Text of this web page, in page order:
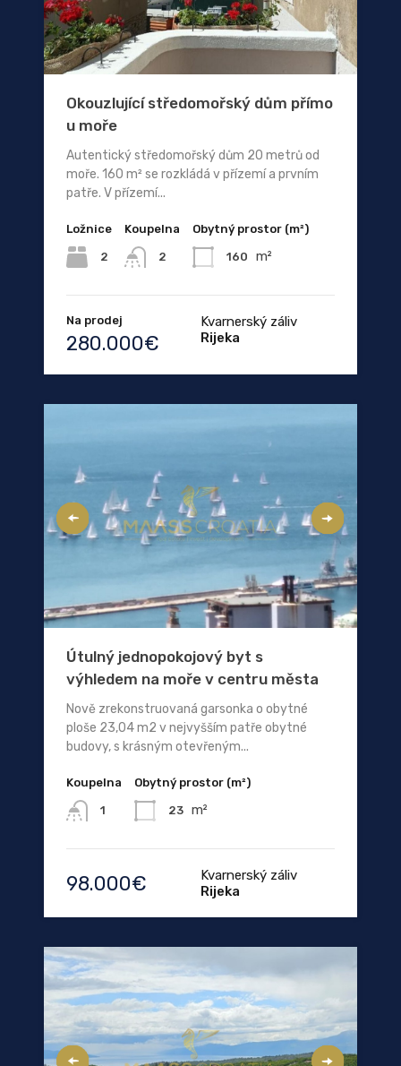
Okouzlující středomořský dům přímo
u moře
Autentický středomořský dům 20 metrů od
moře. 160 m² se rozkládá v přízemí a prvním
patře. V přízemí...
Ložnice
2
Koupelna
2
Obytný prostor (m²)
160 m²
Na prodej
280.000€
Kvarnerský záliv
Rijeka
Útulný jednopokojový byt s
výhledem na moře v centru města
Nově zrekonstruovaná garsonka o obytné
ploše 23,04 m2 v nejvyšším patře obytné
budovy, s krásným otevřeným...
Koupelna
1
Obytný prostor (m²)
23 m²
98.000€
Kvarnerský záliv
Rijeka